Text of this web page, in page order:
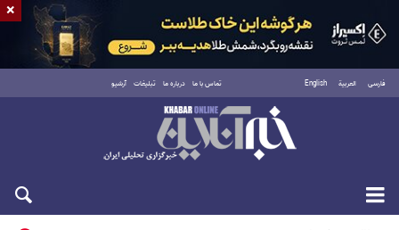
فارسی العربية English تماس با ما درباره ما تبلیغات آرشیو
جمعه ۱۶ مرداد ۱۴۰۵
×